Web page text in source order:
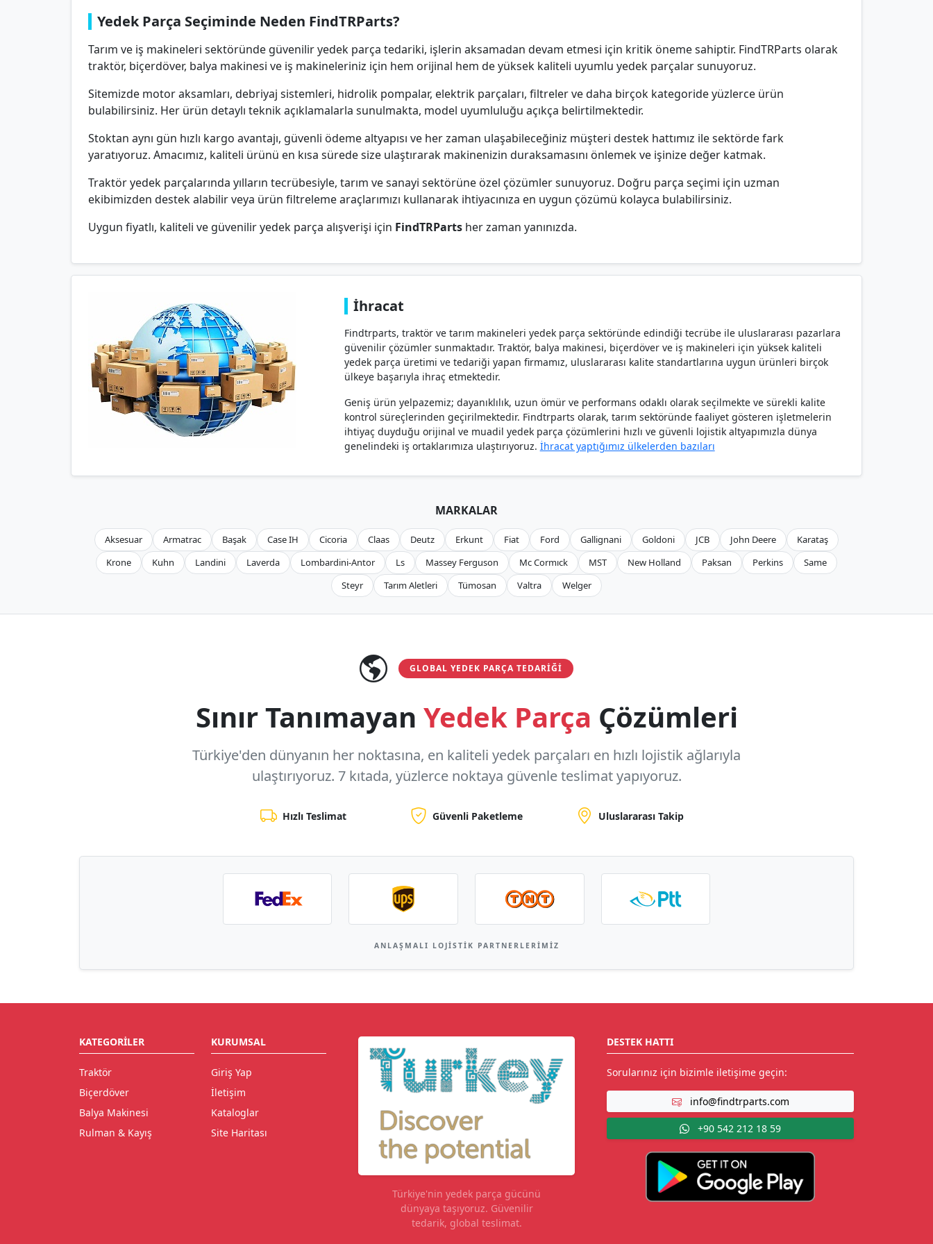
Yedek Parça Seçiminde Neden FindTRParts?
Tarım ve iş makineleri sektöründe güvenilir yedek parça tedariki, işlerin aksamadan devam etmesi için kritik öneme sahiptir. FindTRParts olarak
traktör, biçerdöver, balya makinesi ve iş makineleriniz için hem orijinal hem de yüksek kaliteli uyumlu yedek parçalar sunuyoruz.
Sitemizde motor aksamları, debriyaj sistemleri, hidrolik pompalar, elektrik parçaları, filtreler ve daha birçok kategoride yüzlerce ürün
bulabilirsiniz. Her ürün detaylı teknik açıklamalarla sunulmakta, model uyumluluğu açıkça belirtilmektedir.
Stoktan aynı gün hızlı kargo avantajı, güvenli ödeme altyapısı ve her zaman ulaşabileceğiniz müşteri destek hattımız ile sektörde fark
yaratıyoruz. Amacımız, kaliteli ürünü en kısa sürede size ulaştırarak makinenizin duraksamasını önlemek ve işinize değer katmak.
Traktör yedek parçalarında yılların tecrübesiyle, tarım ve sanayi sektörüne özel çözümler sunuyoruz. Doğru parça seçimi için uzman
ekibimizden destek alabilir veya ürün filtreleme araçlarımızı kullanarak ihtiyacınıza en uygun çözümü kolayca bulabilirsiniz.
Uygun fiyatlı, kaliteli ve güvenilir yedek parça alışverişi için FindTRParts her zaman yanınızda.
İhracat
Findtrparts, traktör ve tarım makineleri yedek parça sektöründe edindiği tecrübe ile uluslararası pazarlara
güvenilir çözümler sunmaktadır. Traktör, balya makinesi, biçerdöver ve iş makineleri için yüksek kaliteli
yedek parça üretimi ve tedariği yapan firmamız, uluslararası kalite standartlarına uygun ürünleri birçok
ülkeye başarıyla ihraç etmektedir.
Geniş ürün yelpazemiz; dayanıklılık, uzun ömür ve performans odaklı olarak seçilmekte ve sürekli kalite
kontrol süreçlerinden geçirilmektedir. Findtrparts olarak, tarım sektöründe faaliyet gösteren işletmelerin
ihtiyaç duyduğu orijinal ve muadil yedek parça çözümlerini hızlı ve güvenli lojistik altyapımızla dünya
genelindeki iş ortaklarımıza ulaştırıyoruz. İhracat yaptığımız ülkelerden bazıları
MARKALAR
Aksesuar Armatrac Başak Case IH Cicoria Claas Deutz Erkunt Fiat Ford Gallignani Goldoni JCB John Deere
Karataş
Krone
Kuhn Landini Laverda Lombardini-Antor Ls Massey Ferguson Mc Cormıck MST New Holland Paksan Perkins
Same
Steyr
Tarım Aletleri Tümosan Valtra Welger
GLOBAL YEDEK PARÇA TEDARIĞI
Sınır Tanımayan Yedek Parça Çözümleri
Türkiye'den dünyanın her noktasına, en kaliteli yedek parçaları en hızlı lojistik ağlarıyla
ulaştırıyoruz. 7 kıtada, yüzlerce noktaya güvenle teslimat yapıyoruz.
Hızlı Teslimat Güvenli Paketleme Uluslararası Takip
ANLAŞMALI LOJISTIK PARTNERLERIMIZ
KATEGORILER
Traktör
Biçerdöver
Balya Makinesi
Rulman & Kayış
KURUMSAL
Giriş Yap
İletişim
Kataloglar
Site Haritası
Türkiye'nin yedek parça gücünü
dünyaya taşıyoruz. Güvenilir
tedarik, global teslimat.
DESTEK HATTI
Sorularınız için bizimle iletişime geçin:
info@findtrparts.com
+90 542 212 18 59